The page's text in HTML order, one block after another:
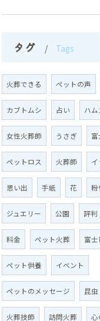
タグ Tags
火葬できる ペットの声
カブトムシ 占い ハム
女性火葬師 うさぎ
ペットロス 火葬師
思い出 手紙 花 粉
ジュエリー 公園 評判
料金 ペット火葬 富士
ペット供養 イベント
ペットのメッセージ 昆虫
火葬技師 訪問火葬 心